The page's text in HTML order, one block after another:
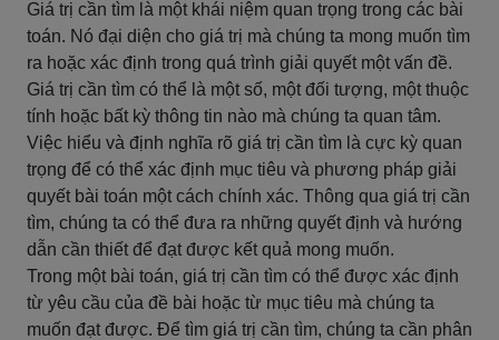
Giá trị cần tìm là một khái niệm quan trọng trong các bài
toán. Nó đại diện cho giá trị mà chúng ta mong muốn tìm
ra hoặc xác định trong quá trình giải quyết một vấn đề.
Giá trị cần tìm có thể là một số, một đối tượng, một thuộc
tính hoặc bất kỳ thông tin nào mà chúng ta quan tâm.
Việc hiểu và định nghĩa rõ giá trị cần tìm là cực kỳ quan
trọng để có thể xác định mục tiêu và phương pháp giải
quyết bài toán một cách chính xác. Thông qua giá trị cần
tìm, chúng ta có thể đưa ra những quyết định và hướng
dẫn cần thiết để đạt được kết quả mong muốn.
Trong một bài toán, giá trị cần tìm có thể được xác định
từ yêu cầu của đề bài hoặc từ mục tiêu mà chúng ta
muốn đạt được. Để tìm giá trị cần tìm, chúng ta cần phân